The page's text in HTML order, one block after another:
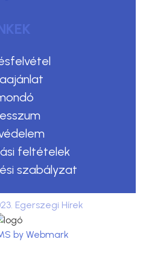
feltételek
szabályzat
Egerszegi Hírek
by Webmark